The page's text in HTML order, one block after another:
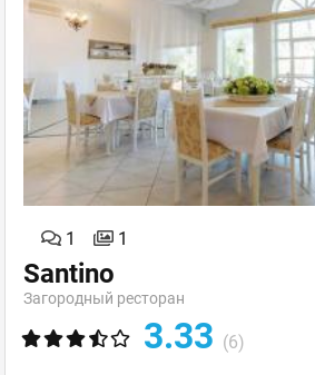
1 1
Santino
Загородный ресторан
3.33 (6)